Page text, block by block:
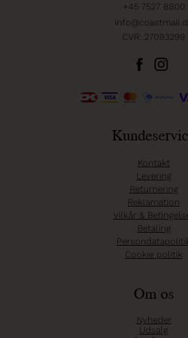
+45 7527 8800
CVR: 27093299
Kontakt
Levering
Returnering
Reklamation
Vilkår &
Betaling
Cookie politik
Om os
Nyheder
Udsalg